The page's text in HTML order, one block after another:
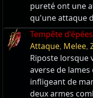
pureté ont une
qu'une attaque
Tempête d'épées
Attaque, Melee,
Riposte lorsque
averse de
infligeant de
deux armes